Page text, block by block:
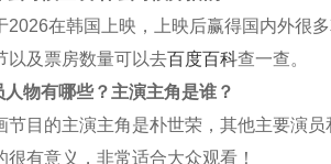
2026在韩国上映，上映后赢得国内外很
以及票房数量可以去百度百科查一查。
物有哪些？主演主角是谁？
节目的主演主角是朴世荣，其他主要演
有意义，非常适合大众观看！